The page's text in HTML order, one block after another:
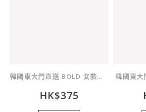
韓國東大門直送 BOLD 女裝連身裙
HK$375
韓國東大